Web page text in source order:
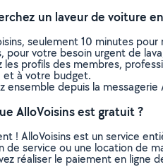
un laveur de voiture
seulement 10 minutes
pour votre besoin urgent de
les profils des membres,
et à votre budget.
ensemble depuis la
AlloVoisins est gratuit ?
! AlloVoisins est un service
de service ou une location de
réaliser le paiement en ligne